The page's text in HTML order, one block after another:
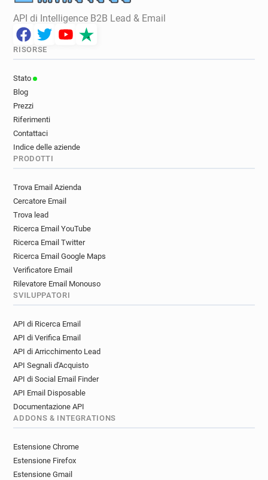
API di Intelligence B2B Lead & Email
RISORSE
Stato
Blog
Prezzi
Riferimenti
Contattaci
Indice delle aziende
PRODOTTI
Trova Email Azienda
Cercatore Email
Trova lead
Ricerca Email YouTube
Ricerca Email Twitter
Ricerca Email Google Maps
Verificatore Email
Rilevatore Email Monouso
SVILUPPATORI
API di Ricerca Email
API di Verifica Email
API di Arricchimento Lead
API Segnali d'Acquisto
API di Social Email Finder
API Email Disposable
Documentazione API
ADDONS & INTEGRATIONS
Estensione Chrome
Estensione Firefox
Estensione Gmail